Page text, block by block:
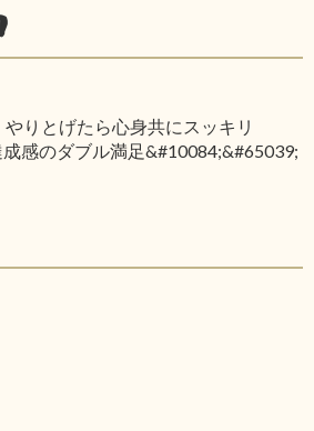
りとげたら心身共にスッキリ
感のダブル満足&#10084;&#65039;